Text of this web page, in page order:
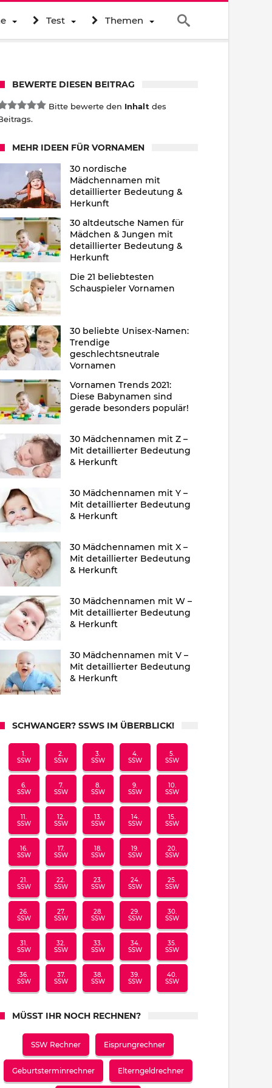
Test Themen
BEWERTE DIESEN BEITRAG
Bitte bewerte den Inhalt des
MEHR IDEEN FÜR VORNAMEN
30 nordische
Mädchennamen mit
detaillierter Bedeutung &
Herkunft
30 altdeutsche Namen für
Mädchen & Jungen mit
detaillierter Bedeutung &
Herkunft
Die 21 beliebtesten
Schauspieler Vornamen
30 beliebte Unisex-Namen:
Trendige
geschlechtsneutrale
Vornamen
Vornamen Trends 2021:
Diese Babynamen sind
gerade besonders populär!
30 Mädchennamen mit Z –
Mit detaillierter Bedeutung
& Herkunft
30 Mädchennamen mit Y –
Mit detaillierter Bedeutung
& Herkunft
30 Mädchennamen mit X –
Mit detaillierter Bedeutung
& Herkunft
30 Mädchennamen mit W –
Mit detaillierter Bedeutung
& Herkunft
30 Mädchennamen mit V –
Mit detaillierter Bedeutung
& Herkunft
SCHWANGER? SSWS IM ÜBERBLICK!
1.
SSW
2.
SSW
3.
SSW
4.
SSW
5.
SSW
6.
SSW
7.
SSW
8.
SSW
9.
SSW
10.
SSW
11.
SSW
12.
SSW
13.
SSW
14.
SSW
15.
SSW
16.
SSW
17.
SSW
18.
SSW
19.
SSW
20.
SSW
21.
SSW
22.
SSW
23.
SSW
24.
SSW
25.
SSW
26.
SSW
27.
SSW
28.
SSW
29.
SSW
30.
SSW
31.
SSW
32.
SSW
33.
SSW
34.
SSW
35.
SSW
36.
SSW
37.
SSW
38.
SSW
39.
SSW
40.
SSW
MÜSST IHR NOCH RECHNEN?
SSW Rechner Eisprungrechner
Geburtsterminrechner Elterngeldrechner